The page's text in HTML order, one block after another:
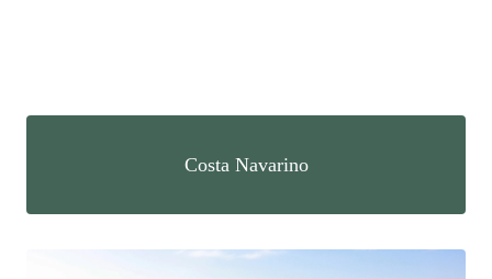
Costa Navarino